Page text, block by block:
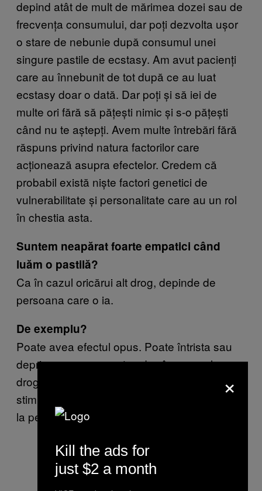
depind atât de mult de mărimea dozei sau de
frecvența consumului, dar poți dezvolta ușor
o stare de nebunie după consumul unei
singure pastile de ecstasy. Am avut pacienți
care au înnebunit de tot după ce au luat
ecstasy doar o dată. Dar poți și să iei de
multe ori fără să pățești nimic și s-o pățești
când nu te aștepți. Avem multe întrebări fără
răspuns privind natura factorilor care
acționează asupra efectelor. Credem că
probabil există niște factori genetici de
vulnerabilitate și personalitate care au un rol
în chestia asta.
Suntem neapărat foarte empatici când
luăm o pastilă?
Ca în cazul oricărui alt drog, depinde de
persoana care o ia.
De exemplu?
Poate avea efectul opus. Poate întrista sau
deprima un consumator, dar, în general, e un
drog cunoscut pentru efectele euforice și de
stimulare a empatiei. De asta e luat de tineri
la petreceri.
×
Kill the ads for
just $2 a month